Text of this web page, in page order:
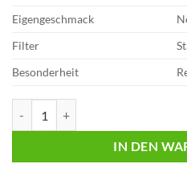
Eigengeschmack
Filter
Besonderheit
IN DEN